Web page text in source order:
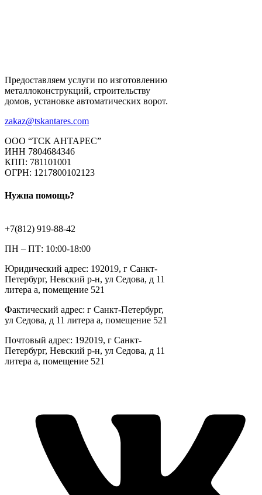
Предоставляем услуги по изготовлению
металлоконструкций, строительству
домов, установке автоматических ворот.
zakaz@tskantares.com
ООО “ТСК АНТАРЕС”
ИНН 7804684346
КПП: 781101001
ОГРН: 1217800102123
Нужна помощь?
+7(812) 919-88-42
ПН – ПТ: 10:00-18:00
Юридический адрес: 192019, г Санкт-
Петербург, Невский р-н, ул Седова, д 11
литера а, помещение 521
Фактический адрес: г Санкт-Петербург,
ул Седова, д 11 литера а, помещение 521
Почтовый адрес: 192019, г Санкт-
Петербург, Невский р-н, ул Седова, д 11
литера а, помещение 521